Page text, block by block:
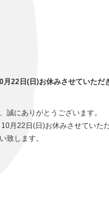
22日(日)お休みさせていただ
誠にありがとうございます。
月22日(日)お休みさせていた
致します。